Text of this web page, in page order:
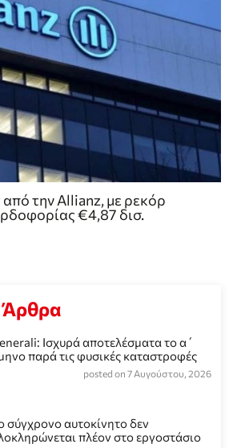
από την Allianz, με ρεκόρ
€4,87 δισ.
Ισχυρά αποτελέσματα το α΄
παρά τις φυσικές καταστροφές
posted on 7 Αυγούστου, 2026
σύγχρονο αυτοκίνητο δεν
πλέον στο εργοστάσιο